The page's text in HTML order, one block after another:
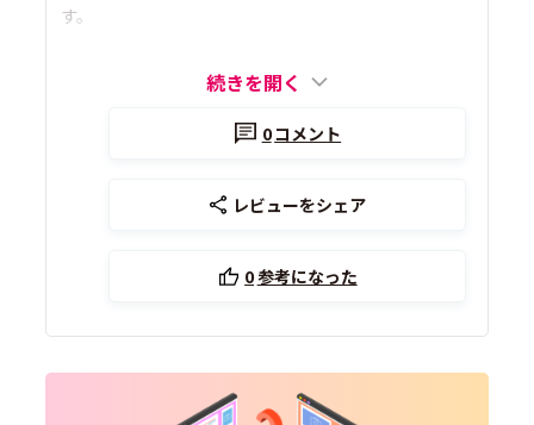
す。
続きを開く
0コメント
レビューをシェア
0参考になった